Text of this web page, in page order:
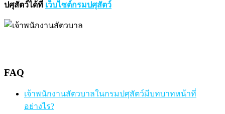
ปศุสัตว์ได้ที่ เว็บไซต์กรมปศุสัตว์
FAQ
เจ้าพนักงานสัตวบาลในกรมปศุสัตว์มีบทบาทหน้าที่
อย่างไร?